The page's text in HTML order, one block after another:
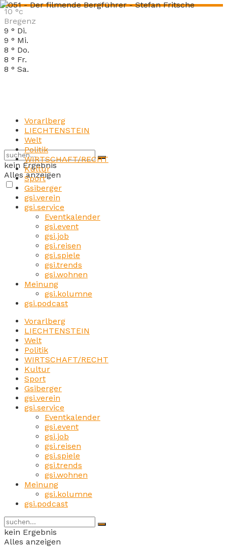
10 °c
Bregenz
9 ° Di.
9 ° Mi.
8 ° Do.
8 ° Fr.
8 ° Sa.
kein Ergebnis
Alles anzeigen
Vorarlberg
LIECHTENSTEIN
Welt
Politik
WIRTSCHAFT/RECHT
Kultur
Sport
Gsiberger
gsi.verein
gsi.service
Eventkalender
gsi.event
gsi.job
gsi.reisen
gsi.spiele
gsi.trends
gsi.wohnen
Meinung
gsi.kolumne
gsi.podcast
Vorarlberg
LIECHTENSTEIN
Welt
Politik
WIRTSCHAFT/RECHT
Kultur
Sport
Gsiberger
gsi.verein
gsi.service
Eventkalender
gsi.event
gsi.job
gsi.reisen
gsi.spiele
gsi.trends
gsi.wohnen
Meinung
gsi.kolumne
gsi.podcast
kein Ergebnis
Alles anzeigen